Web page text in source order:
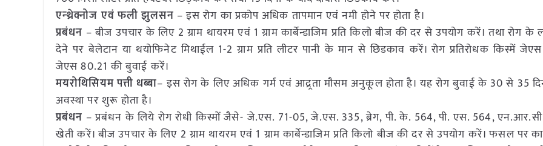
एन्थ्रेक्नोज एवं फली झुलसन – इस रोग का प्रकोप अधिक तापमान एवं नमी होने पर होता है।
प्रबंधन – बीज उपचार के लिए 2 ग्राम थायरम एवं 1 ग्राम कार्बेन्डाजिम प्रति किलो बीज की दर से उपयोग करें। तथा रोग के
देने पर बेलेटान या थयोफिनेट मिथाईल 1-2 ग्राम प्रति लीटर पानी के मान से छिडकाव करें। रोग प्रतिरोधक किस्में
जेएस 80.21 की बुवाई करें।
मयरोथिसियम पत्ती धब्बा– इस रोग के लिए अधिक गर्म एवं आद्र्रता मौसम अनुकूल होता है। यह रोग बुवाई के 30 से 35
अवस्था पर शुरू होता है।
प्रबंधन – प्रबंधन के लिये रोग रोधी किस्मों जैसे- जे.एस. 71-05, जे.एस. 335, ब्रेग, पी. के. 564, पी. एस. 564,
खेती करें। बीज उपचार के लिए 2 ग्राम थायरम एवं 1 ग्राम कार्बेन्डाजिम प्रति किलो बीज की दर से उपयोग करें। फसल पर